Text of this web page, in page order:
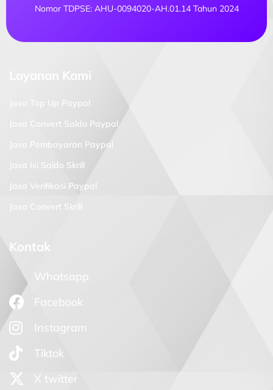
Nomor TDPSE: AHU-0094020-AH.01.14 Tahun 2024
Layanan Kami
Jasa Top Up Paypal
Jasa Convert Saldo Paypal
Jasa Pembayaran Paypal
Jasa Isi Saldo Skrill
Jasa Verifikasi Paypal
Jasa Convert Skrill
Kontak
Whatsapp
Facebook
Instagram
Tiktok
X twitter